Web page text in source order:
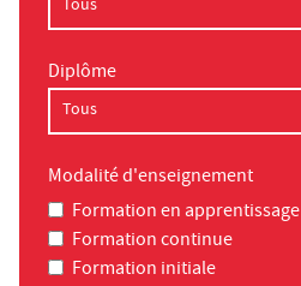
Diplôme
Modalité d'enseignement
Formation en apprentissage
Formation continue
Formation initiale